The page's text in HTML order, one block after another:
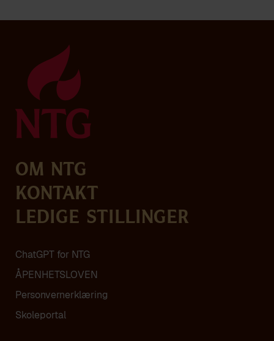
Om NTG
Kontakt
Ledige stillinger
ChatGPT for NTG
ÅPENHETSLOVEN
Personvern­erklæring
Skoleportal